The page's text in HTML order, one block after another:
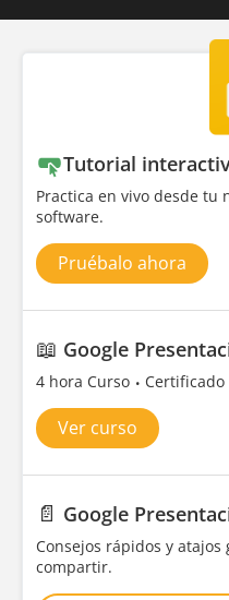
Tutorial
Practica en vivo desde tu
software.
Pruébalo ahora
📖 Google
4 hora Curso Certificado
Ver curso
📄 Google
Consejos rápidos y
compartir.